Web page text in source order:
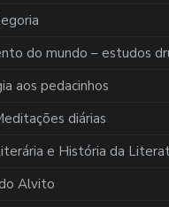
do mundo – estudos
aos pedacinhos
diárias
e História da
Alvito